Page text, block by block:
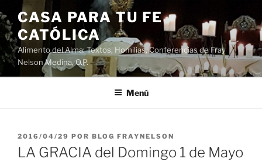
Saltar
al
contenido
CASA PARA TU FE
CATÓLICA
Alimento del Alma: Textos, Homilias, Conferencias de Fray
Nelson Medina, O.P.
Menú
PUBLICADO
EL
2016/04/29 POR BLOG FRAYNELSON
LA GRACIA del Domingo 1 de Mayo